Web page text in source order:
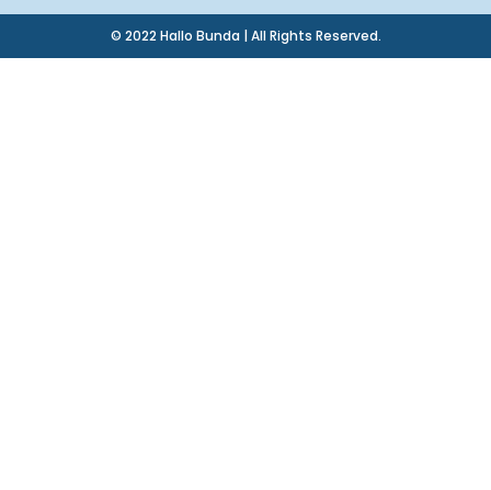
© 2022 Hallo Bunda | All Rights Reserved.